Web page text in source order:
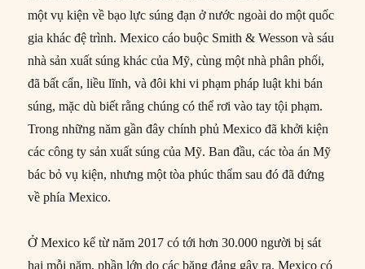
một vụ kiện về bạo lực súng đạn ở nước ngoài do một quốc
gia khác đệ trình. Mexico cáo buộc Smith & Wesson và sáu
nhà sản xuất súng khác của Mỹ, cùng một nhà phân phối,
đã bất cẩn, liều lĩnh, và đôi khi vi phạm pháp luật khi bán
súng, mặc dù biết rằng chúng có thể rơi vào tay tội phạm.
Trong những năm gần đây chính phủ Mexico đã khởi kiện
các công ty sản xuất súng của Mỹ. Ban đầu, các tòa án Mỹ
bác bỏ vụ kiện, nhưng một tòa phúc thẩm sau đó đã đứng
về phía Mexico.
Ở Mexico kể từ năm 2017 có tới hơn 30.000 người bị sát
hại mỗi năm, phần lớn do các băng đảng gây ra. Mexico có